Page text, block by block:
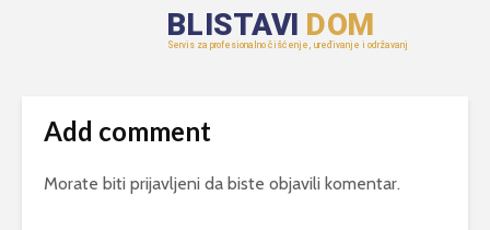
Add comment
Morate biti prijavljeni da biste objavili komentar.